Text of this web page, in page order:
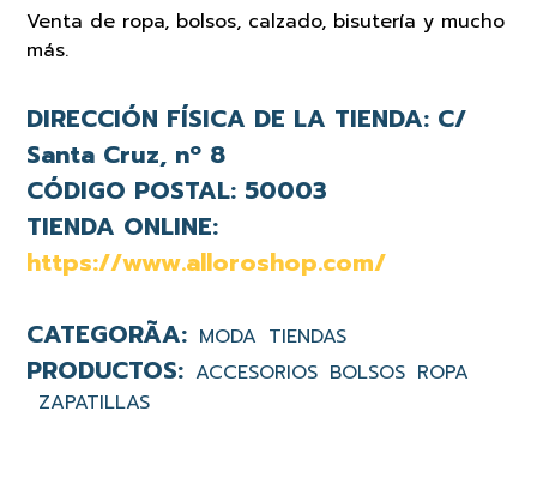
Venta de ropa, bolsos, calzado, bisutería y mucho
más.
DIRECCIÓN FÍSICA DE LA TIENDA: C/
Santa Cruz, nº 8
CÓDIGO POSTAL: 50003
TIENDA ONLINE:
https://www.alloroshop.com/
MODA TIENDAS
ACCESORIOS BOLSOS ROPA
ZAPATILLAS